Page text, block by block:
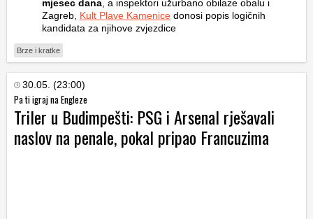
mjesec dana , a inspektori užurbano obilaze obalu i
Zagreb, Kult Plave Kamenice donosi popis logičnih
kandidata za njihove zvjezdice
Brze i kratke
30.05. (23:00)
Pa ti igraj na Engleze
Triler u Budimpešti: PSG i Arsenal rješavali
naslov na penale, pokal pripao Francuzima